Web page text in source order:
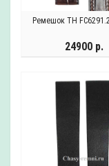
Ремешок TH
24900 р.